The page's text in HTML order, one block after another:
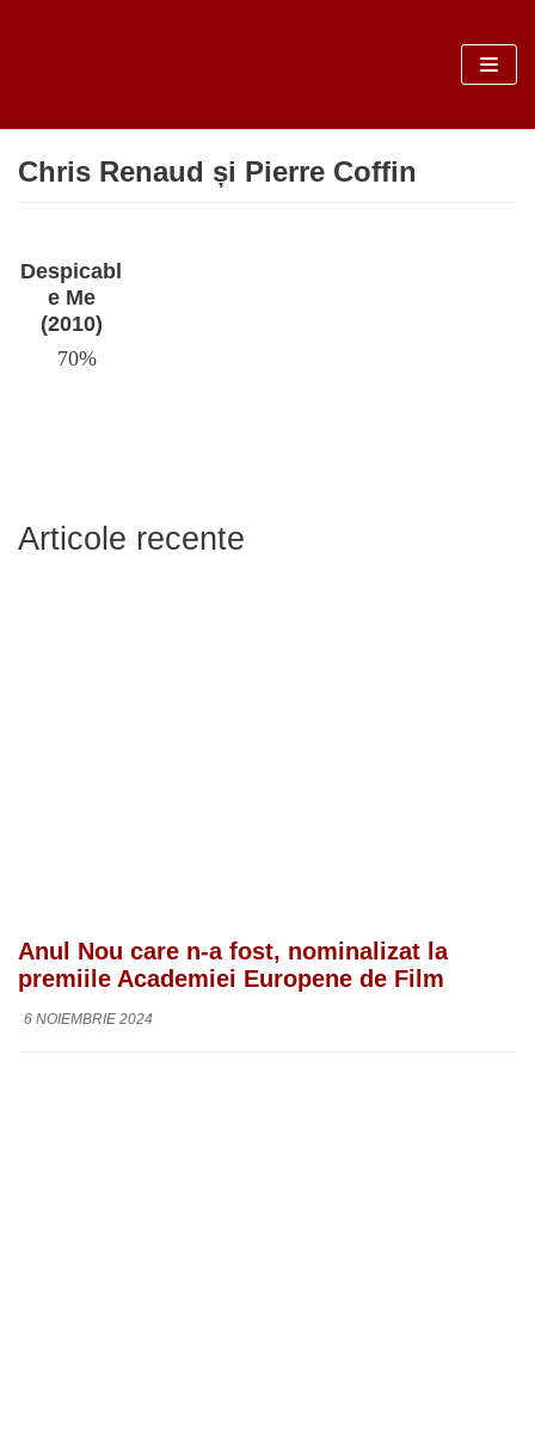
conținut
Chris Renaud și Pierre Coffin
Despicabl
e Me
(2010)
70%
Articole recente
Anul Nou care n-a fost, nominalizat la
premiile Academiei Europene de Film
6 NOIEMBRIE 2024